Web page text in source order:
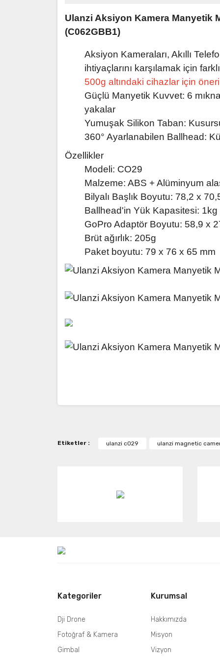
Ulanzi Aksiyon Kamera Manyetik
(C062GBB1)
Aksiyon Kameraları, Akıllı
ihtiyaçlarını karşılamak için
500g altındaki cihazlar için
Güçlü Manyetik Kuvvet: 6
yakalar
Yumuşak Silikon Taban:
360° Ayarlanabilen Ballhead:
Özellikler
Modeli: CO29
Malzeme: ABS + Alüminyum
Bilyalı Başlık Boyutu: 78,2 x
Ballhead'in Yük Kapasitesi: 1kg
GoPro Adaptör Boyutu: 58,9 x
Brüt ağırlık: 205g
Paket boyutu: 79 x 76 x 65 mm
Bu ürüne benzer farklı alternatifler olmalı.
Etiketler : ulanzi c029 ulanzi magnetic
Kategoriler
Dji Drone
Fotoğraf & Kamera
Gimbal
Kurumsal
Hakkımızda
Misyon
Vizyon